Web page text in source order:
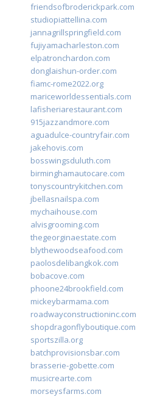
friendsofbroderickpark.com
studiopiattellina.com
jannagrillspringfield.com
fujiyamacharleston.com
elpatronchardon.com
donglaishun-order.com
fiamc-rome2022.org
mariceworldessentials.com
lafisheriarestaurant.com
915jazzandmore.com
aguadulce-countryfair.com
jakehovis.com
bosswingsduluth.com
birminghamautocare.com
tonyscountrykitchen.com
jbellasnailspa.com
mychaihouse.com
alvisgrooming.com
thegeorginaestate.com
blythewoodseafood.com
paolosdelibangkok.com
bobacove.com
phoone24brookfield.com
mickeybarmama.com
roadwayconstructioninc.com
shopdragonflyboutique.com
sportszilla.org
batchprovisionsbar.com
brasserie-gobette.com
musicrearte.com
morseysfarms.com